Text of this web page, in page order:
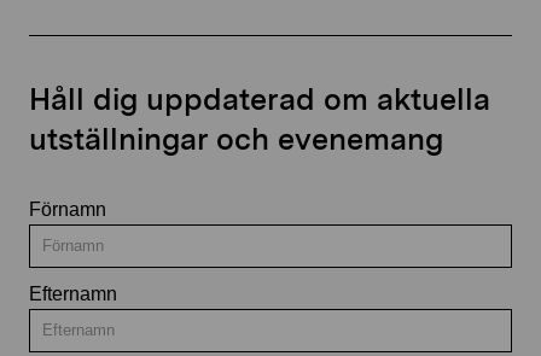
Håll dig uppdaterad om aktuella
utställningar och evenemang
Förnamn
Efternamn